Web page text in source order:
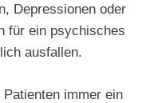
Depressionen oder
für ein psychisches
ausfallen.
immer ein